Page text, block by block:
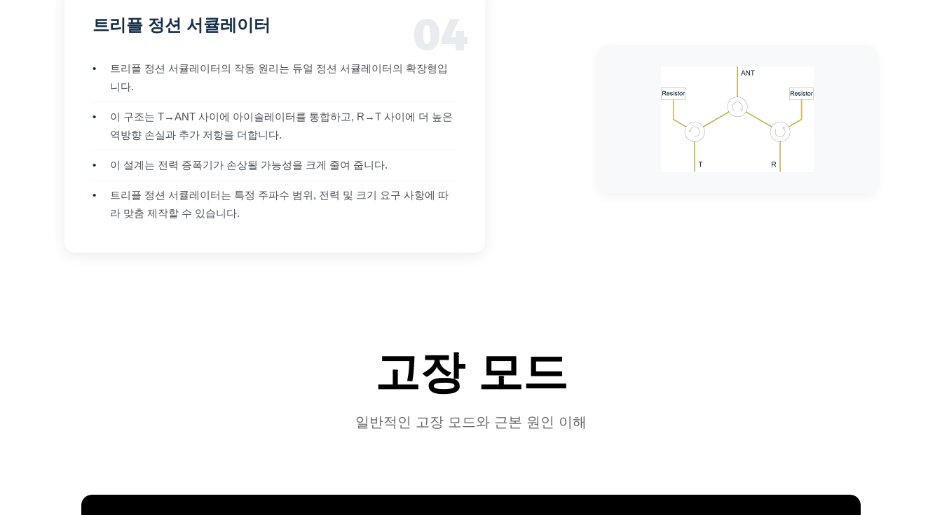
트리플 정션 서큘레이터
•
트리플 정션 서큘레이터의 작동 원리는 듀얼 정션 서큘레이터의 확장형입
니다.
•
이 구조는 T→ANT 사이에 아이솔레이터를 통합하고, R→T 사이에 더 높은
역방향 손실과 추가 저항을 더합니다.
• 이 설계는 전력 증폭기가 손상될 가능성을 크게 줄여 줍니다.
•
트리플 정션 서큘레이터는 특정 주파수 범위, 전력 및 크기 요구 사항에 따
라 맞춤 제작할 수 있습니다.
고장 모드
일반적인 고장 모드와 근본 원인 이해